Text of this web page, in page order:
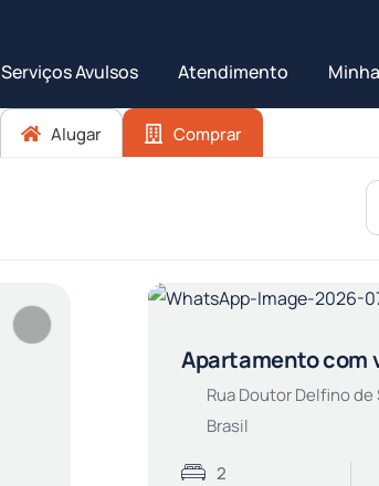
Serviços Avulsos Atendimento
Alugar Comprar
Apartamento com
Rua Doutor Delfino de
Brasil
2